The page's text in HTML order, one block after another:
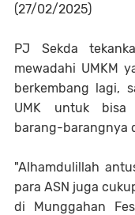
(27/02/2025)
PJ Sekda
mewadahi UMKM
berkembang lagi,
UMK untuk bisa
barang-barangnya
"Alhamdulillah
para ASN juga
di Munggahan